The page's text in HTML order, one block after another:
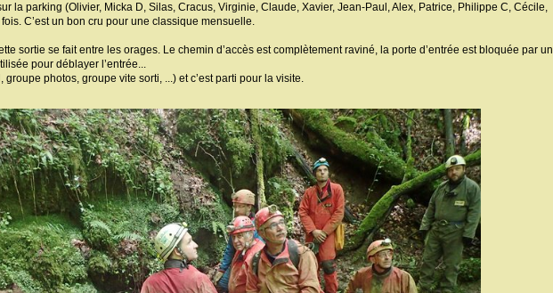
la parking (Olivier, Micka D, Silas, Cracus, Virginie, Claude, Xavier, Jean-Paul, Alex, Patrice, Philippe C, Cécile,
C’est un bon cru pour une classique mensuelle.
sortie se fait entre les orages. Le chemin d’accès est complètement raviné, la porte d’entrée est bloquée par un
pour déblayer l’entrée...
photos, groupe vite sorti, ...) et c’est parti pour la visite.